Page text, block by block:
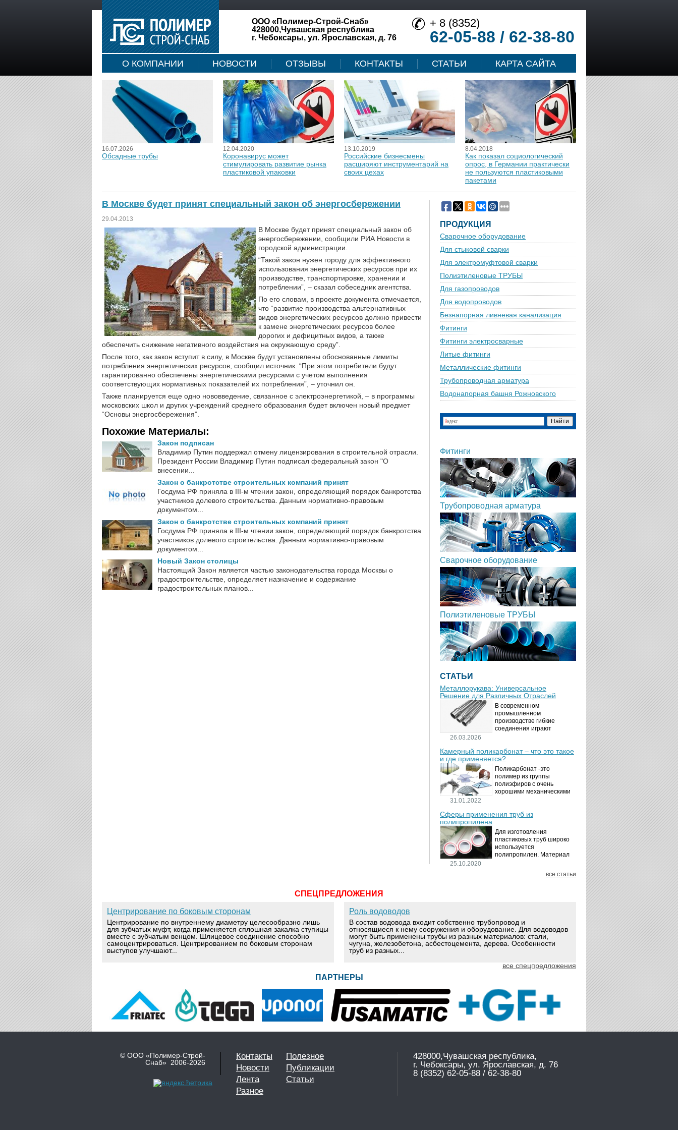
ООО «Полимер-Строй-Снаб»
428000,Чувашская республика
г. Чебоксары, ул. Ярославская, д. 76
+ 8 (8352)
62-05-88 / 62-38-80
О КОМПАНИИ НОВОСТИ ОТЗЫВЫ КОНТАКТЫ СТАТЬИ КАРТА САЙТА
16.07.2026
Обсадные трубы
12.04.2020
Коронавирус может
стимулировать развитие рынка
пластиковой упаковки
13.10.2019
Российские бизнесмены
расширяют инструментарий на
своих цехах
8.04.2018
Как показал социологический
опрос, в Германии практически
не пользуются пластиковыми
пакетами
В Москве будет принят специальный закон об энергосбережении
29.04.2013
В Москве будет принят специальный закон об
энергосбережении, сообщили РИА Новости в
городской администрации.
“Такой закон нужен городу для эффективного
использования энергетических ресурсов при их
производстве, транспортировке, хранении и
потреблении”, – сказал собеседник агентства.
По его словам, в проекте документа отмечается,
что “развитие производства альтернативных
видов энергетических ресурсов должно привести
к замене энергетических ресурсов более
дорогих и дефицитных видов, а также
обеспечить снижение негативного воздействия на окружающую среду”.
После того, как закон вступит в силу, в Москве будут установлены обоснованные лимиты
потребления энергетических ресурсов, сообщил источник. “При этом потребители будут
гарантированно обеспечены энергетическими ресурсами с учетом выполнения
соответствующих нормативных показателей их потребления”, – уточнил он.
Также планируется еще одно нововведение, связанное с электроэнергетикой, – в программы
московских школ и других учреждений среднего образования будет включен новый предмет
“Основы энергосбережения”.
Похожие Материалы:
Закон подписан
Владимир Путин поддержал отмену лицензирования в строительной отрасли.
Президент России Владимир Путин подписал федеральный закон "О
внесении...
Закон о банкротстве строительных компаний принят
Госдума РФ приняла в III-м чтении закон, определяющий порядок банкротства
участников долевого строительства. Данным нормативно-правовым
документом...
Закон о банкротстве строительных компаний принят
Госдума РФ приняла в III-м чтении закон, определяющий порядок банкротства
участников долевого строительства. Данным нормативно-правовым
документом...
Новый Закон столицы
Настоящий Закон является частью законодательства города Москвы о
градостроительстве, определяет назначение и содержание
градостроительных планов...
ПРОДУКЦИЯ
Сварочное оборудование
Для стыковой сварки
Для электромуфтовой сварки
Полиэтиленовые ТРУБЫ
Для газопроводов
Для водопроводов
Безнапорная ливневая канализация
Фитинги
Фитинги электросварные
Литые фитинги
Металлические фитинги
Трубопроводная арматура
Водонапорная башня Рожновского
Фитинги
Трубопроводная арматура
Сварочное оборудование
Полиэтиленовые ТРУБЫ
СТАТЬИ
Металлорукава: Универсальное
Решение для Различных Отраслей
26.03.2026
В современном
промышленном
производстве гибкие
соединения играют
безопасности
технологических процессов.
Металлорукава
представляют собой
универсальные...
Камерный поликарбонат – что это такое
и где применяется?
31.01.2022
Поликарбонат -это
полимер из группы
полиэфиров с очень
хорошими механическими
аморфный, с хорошей
высокой прозрачностью
материал идеально
подходит для...
Сферы применения труб из
полипропилена
25.10.2020
Для изготовления
пластиковых труб широко
используется
полипропилен. Материал
невосприимчив к коррозии,
все статьи
СПЕЦПРЕДЛОЖЕНИЯ
Центрирование по боковым сторонам
Центрирование по внутреннему диаметру целесообразно лишь
для зубчатых муфт, когда применяется сплошная закалка ступицы
вместе с зубчатым венцом. Шлицевое соединение способно
самоцентрироваться. Центрированием по боковым сторонам
выступов улучшают...
Роль водоводов
В состав водовода входит собственно трубопровод и
относящиеся к нему сооружения и оборудование. Для водоводов
могут быть применены трубы из разных материалов: стали,
чугуна, железобетона, асбестоцемента, дерева. Особенности
труб из разных...
все спецпредложения
ПАРТНЕРЫ
© ООО «Полимер-Строй-
Снаб» 2006-2026
Контакты
Новости
Лента
Полезное
Публикации
Статьи
Разное
428000,Чувашская республика,
г. Чебоксары, ул. Ярославская, д. 76
8 (8352) 62-05-88 / 62-38-80